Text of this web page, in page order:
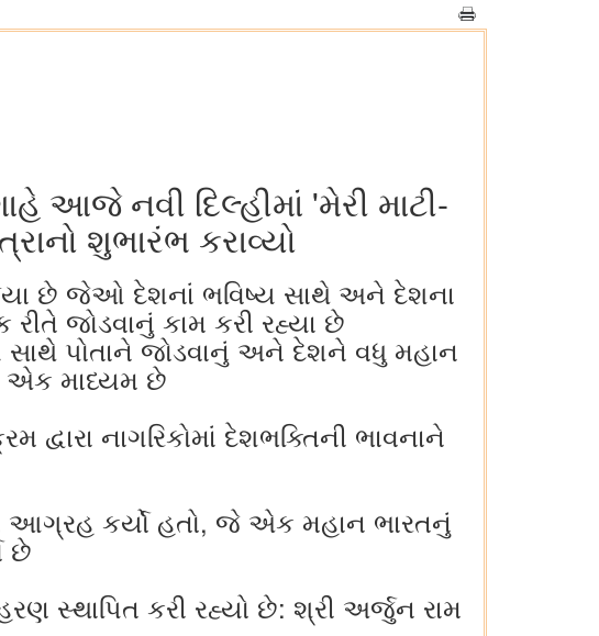
આજે નવી દિલ્હીમાં 'મેરી માટી-
શુભારંભ કરાવ્યો
છે જેઓ દેશનાં ભવિષ્ય સાથે અને દેશના
રીતે જોડવાનું કામ કરી રહ્યા છે
સાથે પોતાને જોડવાનું અને દેશને વધુ મહાન
એક માધ્યમ છે
નાગરિકોમાં દેશભક્તિની ભાવનાને
આગ્રહ કર્યો હતો, જે એક મહાન ભારતનું
છે
સ્થાપિત કરી રહ્યો છે: શ્રી અર્જુન રામ